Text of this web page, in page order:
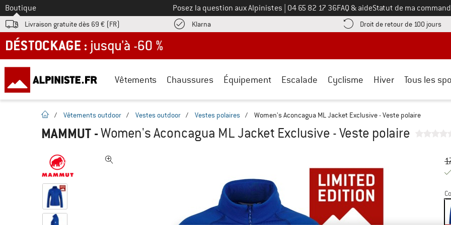
Vers le
Boutique Posez la question aux Alpinistes Appelez-nous au
04 65 82 17 36FAQ & aideStatut de ma
Livraison gratuite dès 69 € (FR) KlarnaTrouve les informations de paiement ici ! Ouvre une boîte d'information
Droit de retour de 100 jours
DÉSTOCKAGE : jusqu'à -60 %
Vêtements Chaussures Équipement Escalade Cyclisme Hiver Tous les
Page d'accueil
/ Vêtements outdoor / Vestes outdoor / Vestes polaires / Women's Aconcagua ML Jacket Exclusive - Veste polaire
MAMMUT -Women's Aconcagua ML Jacket Exclusive - Veste polaire